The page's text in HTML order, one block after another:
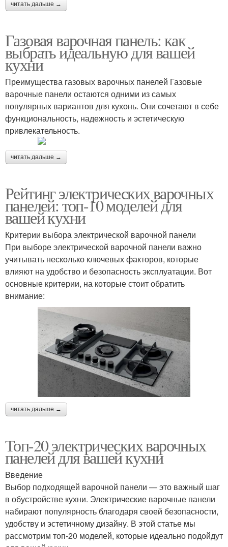
читать дальше →
Газовая варочная панель: как
выбрать идеальную для вашей
кухни
Преимущества газовых варочных панелей Газовые
варочные панели остаются одними из самых
популярных вариантов для кухонь. Они сочетают в себе
функциональность, надежность и эстетическую
привлекательность.
читать дальше →
Рейтинг электрических варочных
панелей: топ-10 моделей для
вашей кухни
Критерии выбора электрической варочной панели
При выборе электрической варочной панели важно
учитывать несколько ключевых факторов, которые
влияют на удобство и безопасность эксплуатации. Вот
основные критерии, на которые стоит обратить
внимание:
читать дальше →
Топ-20 электрических варочных
панелей для вашей кухни
Введение
Выбор подходящей варочной панели — это важный шаг
в обустройстве кухни. Электрические варочные панели
набирают популярность благодаря своей безопасности,
удобству и эстетичному дизайну. В этой статье мы
рассмотрим топ-20 моделей, которые идеально подойдут